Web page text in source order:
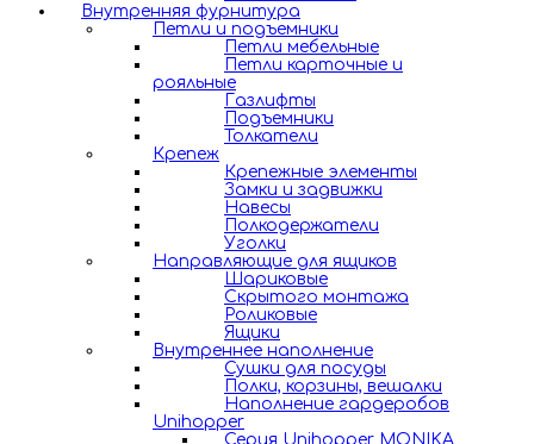
Внутренняя фурнитура
Петли и подъемники
Петли мебельные
Петли карточные и
рояльные
Газлифты
Подъемники
Толкатели
Крепеж
Крепежные элементы
Замки и задвижки
Навесы
Полкодержатели
Уголки
Направляющие для ящиков
Шариковые
Скрытого монтажа
Роликовые
Ящики
Внутреннее наполнение
Сушки для посуды
Полки, корзины, вешалки
Наполнение гардеробов
Unihopper
Серия Unihopper MONIKA